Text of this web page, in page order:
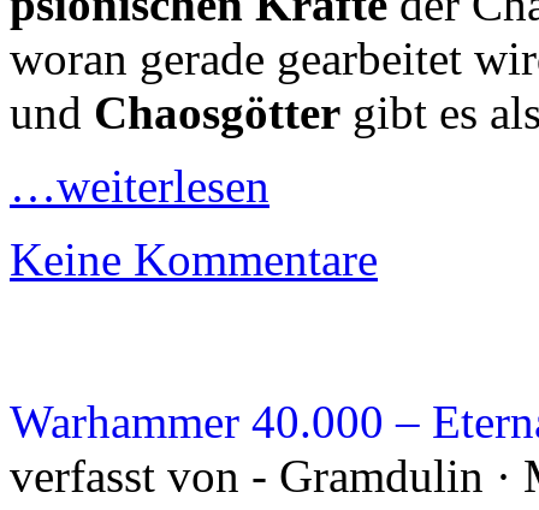
woran gerade gearbeitet
und Chaosgötter gibt es
…weiterlesen
Keine Kommentare
Warhammer 40.000 –
verfasst von - Gramdulin